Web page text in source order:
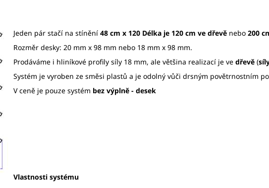
Jeden pár stačí na stínění 48 cm x 120 Délka je 120 cm ve dřevě nebo 200
Rozměr desky: 20 mm x 98 mm nebo 18 mm x 98 mm.
Prodáváme i hliníkové profily síly 18 mm, ale většina realizací je ve dřevě (
Systém je vyroben ze směsi plastů a je odolný vůči drsným povětrnostním
V ceně je pouze systém bez výplně - desek
Vlastnosti systému